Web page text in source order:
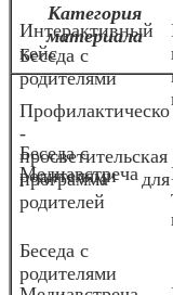
Интерактивный
кейс
Медиавстреча
Беседа с
родителями
Беседа с
родителями
Беседа с
родителями
Категория
материала
Профилактическо
-
просветительская
программа для
родителей